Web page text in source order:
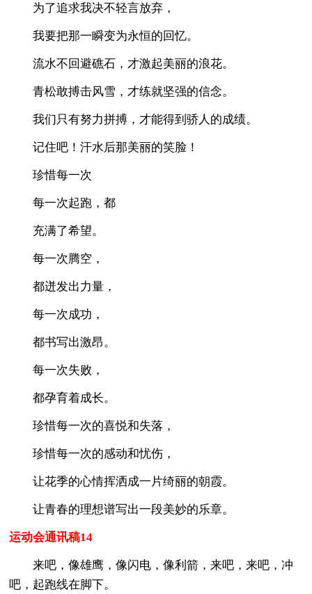
为了追求我决不轻言放弃，
我要把那一瞬变为永恒的回忆。
流水不回避礁石，才激起美丽的浪花。
青松敢搏击风雪，才练就坚强的信念。
我们只有努力拼搏，才能得到骄人的成绩。
记住吧！汗水后那美丽的笑脸！
珍惜每一次
每一次起跑，都
充满了希望。
每一次腾空，
都迸发出力量，
每一次成功，
都书写出激昂。
每一次失败，
都孕育着成长。
珍惜每一次的喜悦和失落，
珍惜每一次的感动和忧伤，
让花季的心情挥洒成一片绮丽的朝霞。
让青春的理想谱写出一段美妙的乐章。
运动会通讯稿14
来吧，像雄鹰，像闪电，像利箭，来吧，来吧，冲
吧，起跑线在脚下。